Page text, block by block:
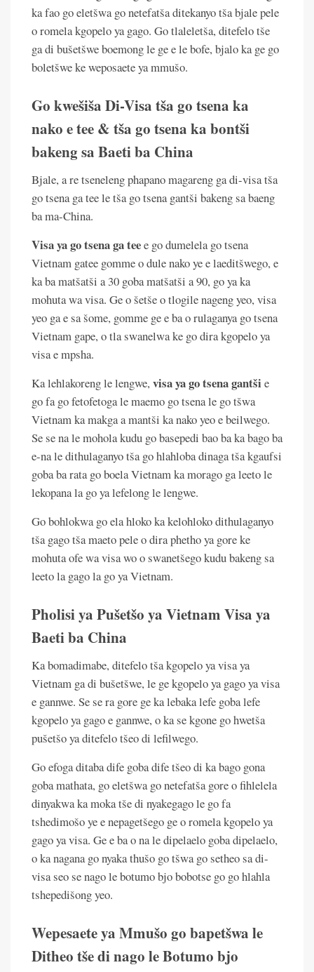
ka fao go eletšwa go netefatša ditekanyo tša bjale pele
o romela kgopelo ya gago. Go tlaleletša, ditefelo tše
ga di bušetšwe boemong le ge e le bofe, bjalo ka ge go
boletšwe ke weposaete ya mmušo.
Go kwešiša Di-Visa tša go tsena ka
nako e tee & tša go tsena ka bontši
bakeng sa Baeti ba China
Bjale, a re tseneleng phapano magareng ga di-visa tša
go tsena ga tee le tša go tsena gantši bakeng sa baeng
ba ma-China.
Visa ya go tsena ga teee go dumelela go tsena
Vietnam gatee gomme o dule nako ye e laeditšwego, e
ka ba matšatši a 30 goba matšatši a 90, go ya ka
mohuta wa visa. Ge o šetše o tlogile nageng yeo, visa
yeo ga e sa šome, gomme ge e ba o rulaganya go tsena
Vietnam gape, o tla swanelwa ke go dira kgopelo ya
visa e mpsha.
Ka lehlakoreng le lengwe,visa ya go tsena gantši e
go fa go fetofetoga le maemo go tsena le go tšwa
Vietnam ka makga a mantši ka nako yeo e beilwego.
Se se na le mohola kudu go basepedi bao ba ka bago ba
e-na le dithulaganyo tša go hlahloba dinaga tša kgaufsi
goba ba rata go boela Vietnam ka morago ga leeto le
lekopana la go ya lefelong le lengwe.
Go bohlokwa go ela hloko ka kelohloko dithulaganyo
tša gago tša maeto pele o dira phetho ya gore ke
mohuta ofe wa visa wo o swanetšego kudu bakeng sa
leeto la gago la go ya Vietnam.
Pholisi ya Pušetšo ya Vietnam Visa ya
Baeti ba China
Ka bomadimabe, ditefelo tša kgopelo ya visa ya
Vietnam ga di bušetšwe, le ge kgopelo ya gago ya visa
e gannwe. Se se ra gore ge ka lebaka lefe goba lefe
kgopelo ya gago e gannwe, o ka se kgone go hwetša
pušetšo ya ditefelo tšeo di lefilwego.
Go efoga ditaba dife goba dife tšeo di ka bago gona
goba mathata, go eletšwa go netefatša gore o fihlelela
dinyakwa ka moka tše di nyakegago le go fa
tshedimošo ye e nepagetšego ge o romela kgopelo ya
gago ya visa. Ge e ba o na le dipelaelo goba dipelaelo,
o ka nagana go nyaka thušo go tšwa go setheo sa di-
visa seo se nago le botumo bjo bobotse go go hlahla
tshepedišong yeo.
Wepesaete ya Mmušo go bapetšwa le
Ditheo tše di nago le Botumo bjo